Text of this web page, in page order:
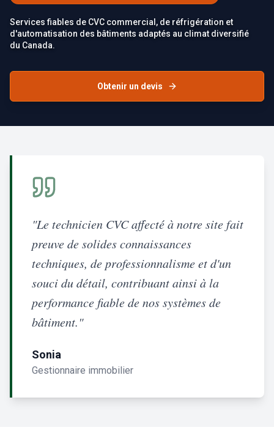
Services fiables de CVC commercial, de réfrigération et
d'automatisation des bâtiments adaptés au climat diversifié
du Canada.
Obtenir un devis
"Le technicien CVC affecté à notre site fait
preuve de solides connaissances
techniques, de professionnalisme et d'un
souci du détail, contribuant ainsi à la
performance fiable de nos systèmes de
bâtiment."
Sonia
Gestionnaire immobilier